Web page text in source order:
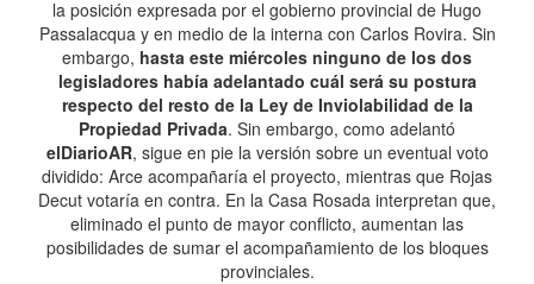
la posición expresada por el gobierno provincial de Hugo
Passalacqua y en medio de la interna con Carlos Rovira. Sin
embargo, hasta este miércoles ninguno de los dos
legisladores había adelantado cuál será su postura
respecto del resto de la Ley de Inviolabilidad de la
Propiedad Privada. Sin embargo, como adelantó
elDiarioAR, sigue en pie la versión sobre un eventual voto
dividido: Arce acompañaría el proyecto, mientras que Rojas
Decut votaría en contra. En la Casa Rosada interpretan que,
eliminado el punto de mayor conflicto, aumentan las
posibilidades de sumar el acompañamiento de los bloques
provinciales.